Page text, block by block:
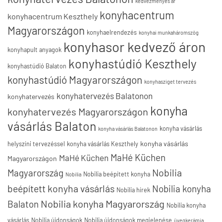
konyhacentrum Keszthely konyhacentrum
Magyarországon konyhaelrendezés konyhai munkaháromszög
konyhapult anyagok konyhasor kedvező áron
konyhastúdió Balaton konyhastúdió Keszthely
konyhastúdió Magyarországon konyhasziget tervezés
konyhatervezés konyhatervezés Balatonon
konyhatervezés Magyarországon konyha
vásárlás Balaton konyha vásárlás Balatonon konyha vásárlás
helyszíni tervezéssel konyha vásárlás Keszthely konyha vásárlás
Magyarországon MaHé Küchen MaHé Küchen
Magyarország Nobilia Nobilia beépített konyha Nobilia
beépített konyha vásárlás Nobilia hírek Nobilia konyha
Balaton Nobilia konyha Magyarország Nobilia konyha
vásárlás Nobilia újdonságok Nobilia újdonságok megjelenése üvegkerámia